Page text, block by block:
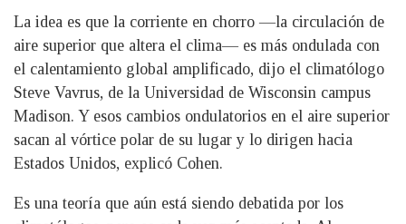
La idea es que la corriente en chorro —la circulación de
aire superior que altera el clima— es más ondulada con
el calentamiento global amplificado, dijo el climatólogo
Steve Vavrus, de la Universidad de Wisconsin campus
Madison. Y esos cambios ondulatorios en el aire superior
sacan al vórtice polar de su lugar y lo dirigen hacia
Estados Unidos, explicó Cohen.
Es una teoría que aún está siendo debatida por los